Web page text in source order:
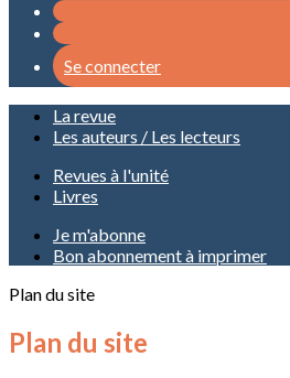
Se connecter
La revue
Les auteurs / Les lecteurs
Revues à l'unité
Livres
Je m'abonne
Bon abonnement à imprimer
Plan du site
Plan du site